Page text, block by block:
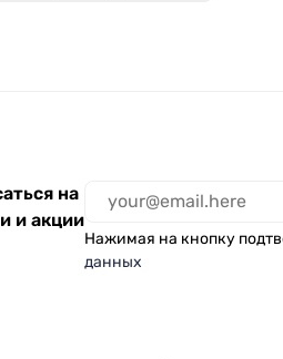
на
и акции
Нажимая на кнопку
данных